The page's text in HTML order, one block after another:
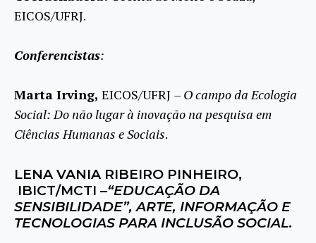
EICOS/UFRJ.
Conferencistas:
Marta Irving, EICOS/UFRJ – O campo da Ecologia
Social: Do não lugar à inovação na pesquisa em
Ciências Humanas e Sociais.
LENA VANIA RIBEIRO PINHEIRO,
IBICT/MCTI –“EDUCAÇÃO DA
SENSIBILIDADE”, ARTE, INFORMAÇÃO E
TECNOLOGIAS PARA INCLUSÃO SOCIAL.